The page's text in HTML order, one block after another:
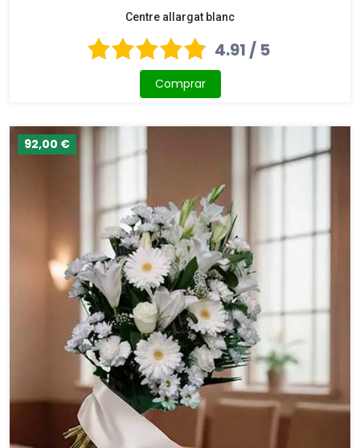
Centre allargat blanc
4.91 / 5
Comprar
92,00 €